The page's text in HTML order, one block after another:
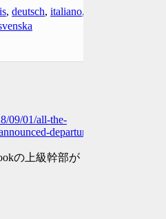
, deutsch, italiano,
09/01/all-the-
departure-
の上級幹部が 今